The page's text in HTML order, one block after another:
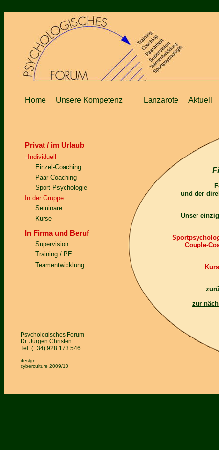
Home Unsere Kompetenz Lanzarote Aktuell
Privat / im Urlaub
Individuell
Einzel-Coaching
Paar-Coaching
Sport-Psychologie
In der Gruppe
Seminare
Kurse
In Firma und Beruf
Supervision
Training / PE
Teamentwicklung
Psychologisches Forum
Dr. Jürgen Christen
Tel. (+34) 928 173 546
design:
cyberculture 2009/10
und der
Unser
Couple-
zur